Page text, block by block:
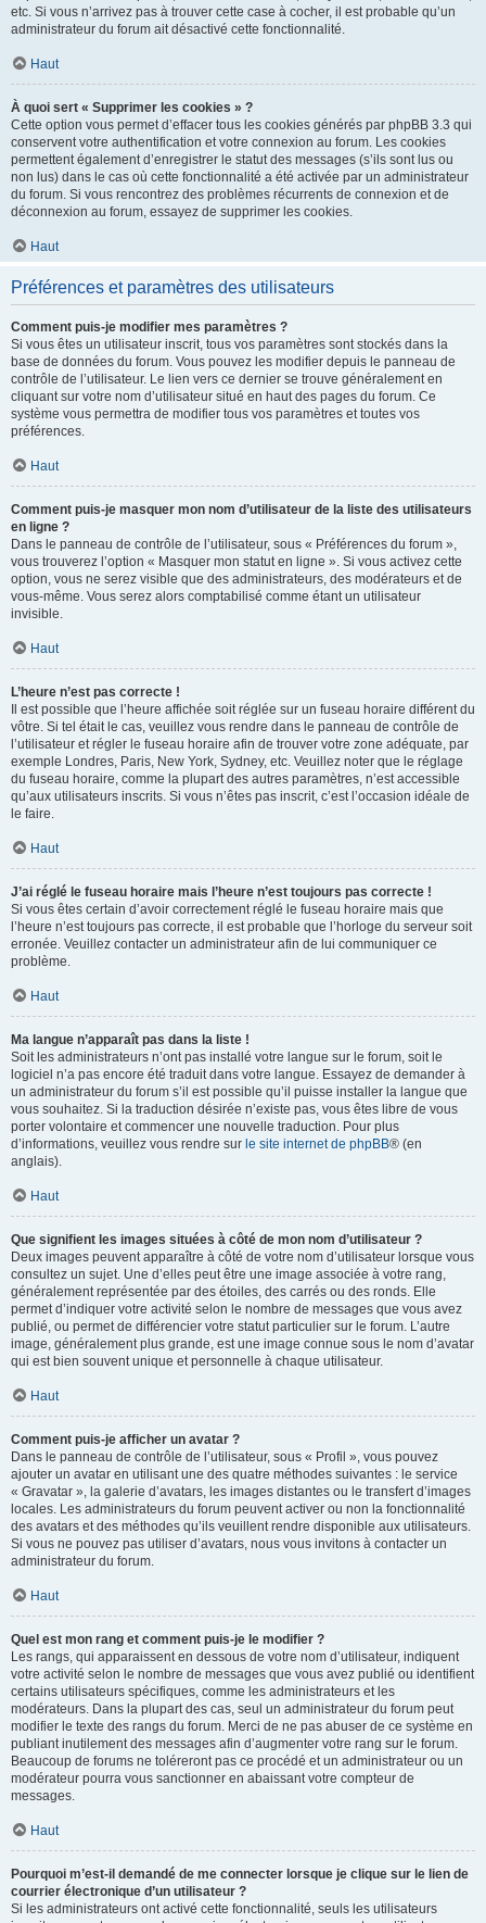
etc. Si vous n’arrivez pas à trouver cette case à cocher, il est probable qu’un
administrateur du forum ait désactivé cette fonctionnalité.
Haut
À quoi sert « Supprimer les cookies » ?
Cette option vous permet d’effacer tous les cookies générés par phpBB 3.3 qui
conservent votre authentification et votre connexion au forum. Les cookies
permettent également d’enregistrer le statut des messages (s’ils sont lus ou
non lus) dans le cas où cette fonctionnalité a été activée par un administrateur
du forum. Si vous rencontrez des problèmes récurrents de connexion et de
déconnexion au forum, essayez de supprimer les cookies.
Haut
Préférences et paramètres des utilisateurs
Comment puis-je modifier mes paramètres ?
Si vous êtes un utilisateur inscrit, tous vos paramètres sont stockés dans la
base de données du forum. Vous pouvez les modifier depuis le panneau de
contrôle de l’utilisateur. Le lien vers ce dernier se trouve généralement en
cliquant sur votre nom d’utilisateur situé en haut des pages du forum. Ce
système vous permettra de modifier tous vos paramètres et toutes vos
préférences.
Haut
Comment puis-je masquer mon nom d’utilisateur de la liste des utilisateurs
en ligne ?
Dans le panneau de contrôle de l’utilisateur, sous « Préférences du forum »,
vous trouverez l’option « Masquer mon statut en ligne ». Si vous activez cette
option, vous ne serez visible que des administrateurs, des modérateurs et de
vous-même. Vous serez alors comptabilisé comme étant un utilisateur
invisible.
Haut
L’heure n’est pas correcte !
Il est possible que l’heure affichée soit réglée sur un fuseau horaire différent du
vôtre. Si tel était le cas, veuillez vous rendre dans le panneau de contrôle de
l’utilisateur et régler le fuseau horaire afin de trouver votre zone adéquate, par
exemple Londres, Paris, New York, Sydney, etc. Veuillez noter que le réglage
du fuseau horaire, comme la plupart des autres paramètres, n’est accessible
qu’aux utilisateurs inscrits. Si vous n’êtes pas inscrit, c’est l’occasion idéale de
le faire.
Haut
J’ai réglé le fuseau horaire mais l’heure n’est toujours pas correcte !
Si vous êtes certain d’avoir correctement réglé le fuseau horaire mais que
l’heure n’est toujours pas correcte, il est probable que l’horloge du serveur soit
erronée. Veuillez contacter un administrateur afin de lui communiquer ce
problème.
Haut
Ma langue n’apparaît pas dans la liste !
Soit les administrateurs n’ont pas installé votre langue sur le forum, soit le
logiciel n’a pas encore été traduit dans votre langue. Essayez de demander à
un administrateur du forum s’il est possible qu’il puisse installer la langue que
vous souhaitez. Si la traduction désirée n’existe pas, vous êtes libre de vous
porter volontaire et commencer une nouvelle traduction. Pour plus
d’informations, veuillez vous rendre sur le site internet de phpBB® (en
anglais).
Haut
Que signifient les images situées à côté de mon nom d’utilisateur ?
Deux images peuvent apparaître à côté de votre nom d’utilisateur lorsque vous
consultez un sujet. Une d’elles peut être une image associée à votre rang,
généralement représentée par des étoiles, des carrés ou des ronds. Elle
permet d’indiquer votre activité selon le nombre de messages que vous avez
publié, ou permet de différencier votre statut particulier sur le forum. L’autre
image, généralement plus grande, est une image connue sous le nom d’avatar
qui est bien souvent unique et personnelle à chaque utilisateur.
Haut
Comment puis-je afficher un avatar ?
Dans le panneau de contrôle de l’utilisateur, sous « Profil », vous pouvez
ajouter un avatar en utilisant une des quatre méthodes suivantes : le service
« Gravatar », la galerie d’avatars, les images distantes ou le transfert d’images
locales. Les administrateurs du forum peuvent activer ou non la fonctionnalité
des avatars et des méthodes qu’ils veuillent rendre disponible aux utilisateurs.
Si vous ne pouvez pas utiliser d’avatars, nous vous invitons à contacter un
administrateur du forum.
Haut
Quel est mon rang et comment puis-je le modifier ?
Les rangs, qui apparaissent en dessous de votre nom d’utilisateur, indiquent
votre activité selon le nombre de messages que vous avez publié ou identifient
certains utilisateurs spécifiques, comme les administrateurs et les
modérateurs. Dans la plupart des cas, seul un administrateur du forum peut
modifier le texte des rangs du forum. Merci de ne pas abuser de ce système en
publiant inutilement des messages afin d’augmenter votre rang sur le forum.
Beaucoup de forums ne toléreront pas ce procédé et un administrateur ou un
modérateur pourra vous sanctionner en abaissant votre compteur de
messages.
Haut
Pourquoi m’est-il demandé de me connecter lorsque je clique sur le lien de
courrier électronique d’un utilisateur ?
Si les administrateurs ont activé cette fonctionnalité, seuls les utilisateurs